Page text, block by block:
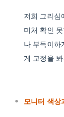
저희 그리심
미처 확인
나 부득이하
게 교정을
모니터 색상